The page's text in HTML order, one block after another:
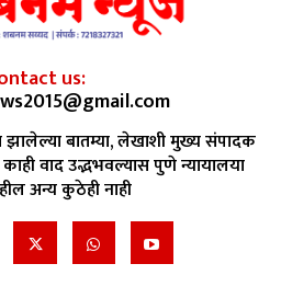
us:
झालेल्या बातम्या, लेखाशी मुख्य संपादक
वाद उद्भभवल्यास पुणे न्यायालया
अन्य कुठेही नाही